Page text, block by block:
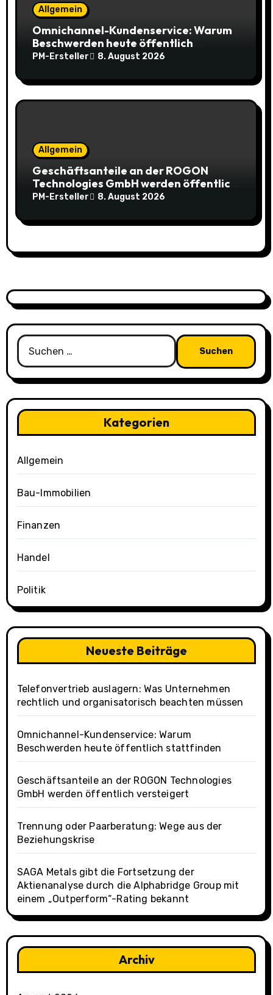
Allgemein
Omnichannel-Kundenservice: Warum
Beschwerden heute öffentlich
stattfinden
PM-Ersteller 8. August 2026
Allgemein
Geschäftsanteile an der ROGON
Technologies GmbH werden öffentlich
versteigert
PM-Ersteller 8. August 2026
Suchen
nach:
Kategorien
Allgemein
Bau-Immobilien
Finanzen
Handel
Politik
Neueste Beiträge
Telefonvertrieb auslagern: Was Unternehmen
rechtlich und organisatorisch beachten müssen
Omnichannel-Kundenservice: Warum
Beschwerden heute öffentlich stattfinden
Geschäftsanteile an der ROGON Technologies
GmbH werden öffentlich versteigert
Trennung oder Paarberatung: Wege aus der
Beziehungskrise
SAGA Metals gibt die Fortsetzung der
Aktienanalyse durch die Alphabridge Group mit
einem „Outperform“-Rating bekannt
Archiv